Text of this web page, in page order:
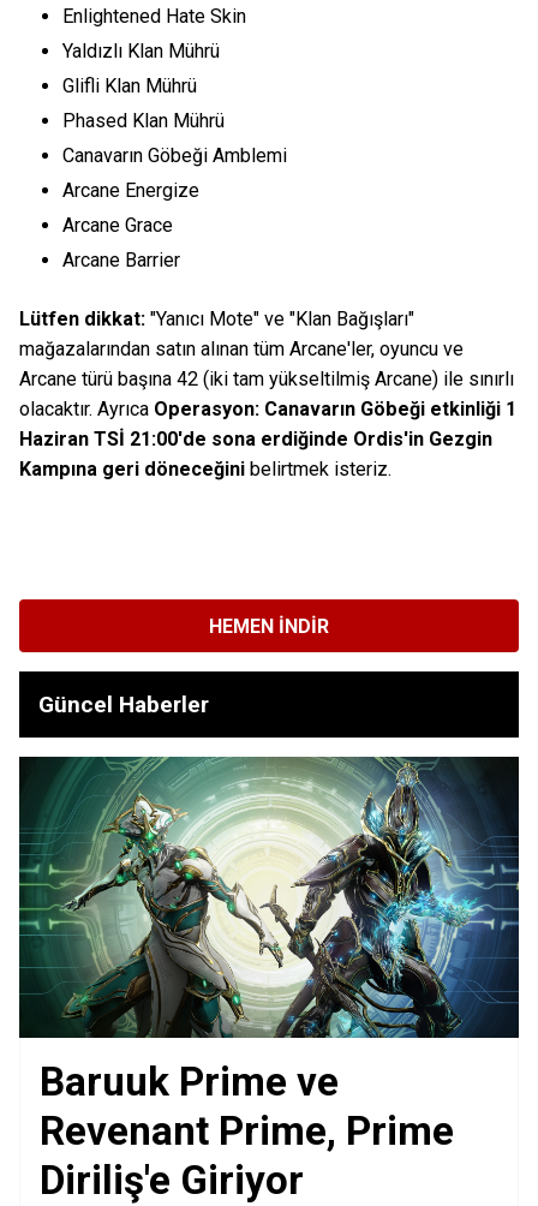
Enlightened Hate Skin
Yaldızlı Klan Mührü
Glifli Klan Mührü
Phased Klan Mührü
Canavarın Göbeği Amblemi
Arcane Energize
Arcane Grace
Arcane Barrier
Lütfen dikkat: "Yanıcı Mote" ve "Klan Bağışları"
mağazalarından satın alınan tüm Arcane'ler, oyuncu ve
Arcane türü başına 42 (iki tam yükseltilmiş Arcane) ile sınırlı
olacaktır. Ayrıca Operasyon: Canavarın Göbeği etkinliği 1
Haziran TSİ 21:00'de sona erdiğinde Ordis'in Gezgin
Kampına geri döneceğini belirtmek isteriz.
HEMEN İNDIR
Güncel Haberler
Baruuk Prime ve
Revenant Prime, Prime
Diriliş'e Giriyor